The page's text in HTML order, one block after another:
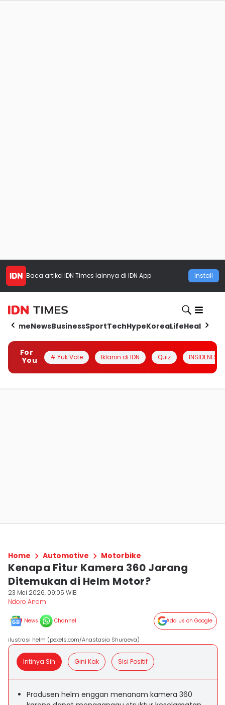
Baca artikel IDN Times lainnya di IDN App Install
HomeNewsBusinessSportTechHypeKoreaLifeHealth
For
You
# Yuk Vote Iklanin di IDN Quiz INSIDENESIA
Home Automotive Motorbike
Kenapa Fitur Kamera 360 Jarang
Ditemukan di Helm Motor?
23 Mei 2026, 09:05 WIB
Ndoro Anom
News Channel Add Us on Google
ilustrasi helm (pexels.com/Anastasia Shuraeva)
Intinya Sih Gini Kak Sisi Positif
Produsen helm enggan menanam kamera 360